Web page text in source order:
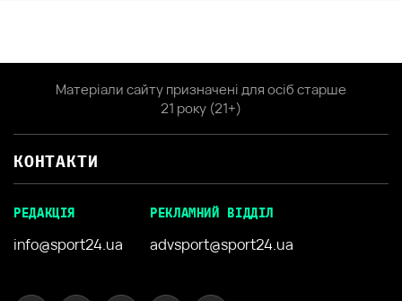
Матеріали сайту призначені для осіб старше
21 року (21+)
КОНТАКТИ
РЕДАКЦІЯ
info@sport24.ua
РЕКЛАМНИЙ ВІДДІЛ
advsport@sport24.ua